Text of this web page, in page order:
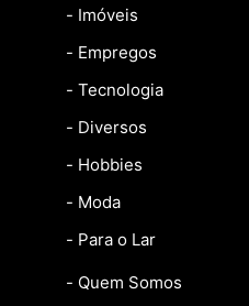
- Imóveis
- Empregos
- Tecnologia
- Diversos
- Hobbies
- Moda
- Para o Lar
- Quem Somos